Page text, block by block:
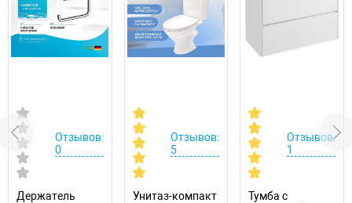
Отзывов:
0
Держатель
Отзывов:
5
Унитаз-компакт
Отзывов:
1
Тумба с